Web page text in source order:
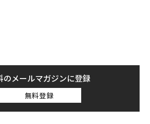
のメールマガジンに登録
無料登録